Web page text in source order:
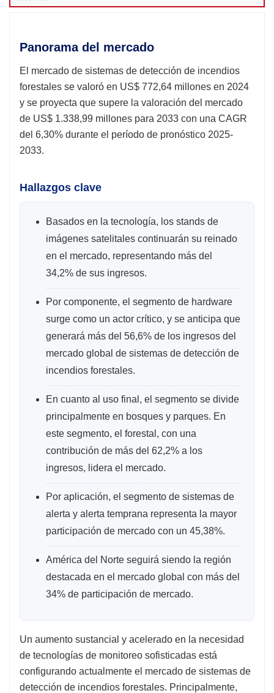
Panorama del mercado
El mercado de sistemas de detección de incendios
forestales se valoró en US$ 772,64 millones en 2024
y se proyecta que supere la valoración del mercado
de US$ 1.338,99 millones para 2033 con una CAGR
del 6,30% durante el período de pronóstico 2025-
2033.
Hallazgos clave
Basados ​​en la tecnología, los stands de
imágenes satelitales continuarán su reinado
en el mercado, representando más del
34,2% de sus ingresos.
Por componente, el segmento de hardware
surge como un actor crítico, y se anticipa que
generará más del 56,6% de los ingresos del
mercado global de sistemas de detección de
incendios forestales.
En cuanto al uso final, el segmento se divide
principalmente en bosques y parques. En
este segmento, el forestal, con una
contribución de más del 62,2% a los
ingresos, lidera el mercado.
Por aplicación, el segmento de sistemas de
alerta y alerta temprana representa la mayor
participación de mercado con un 45,38%.
América del Norte seguirá siendo la región
destacada en el mercado global con más del
34% de participación de mercado.
Un aumento sustancial y acelerado en la necesidad
de tecnologías de monitoreo sofisticadas está
configurando actualmente el mercado de sistemas de
detección de incendios forestales. Principalmente,